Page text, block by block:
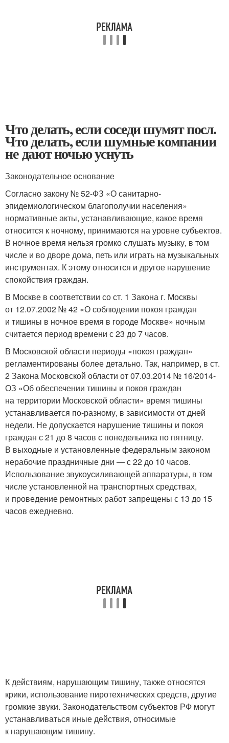
Что делать, если соседи шумят посл.
Что делать, если шумные компании
не дают ночью уснуть
Законодательное основание
Согласно закону № 52-ФЗ «О санитарно-
эпидемиологическом благополучии населения»
нормативные акты, устанавливающие, какое время
относится к ночному, принимаются на уровне субъектов.
В ночное время нельзя громко слушать музыку, в том
числе и во дворе дома, петь или играть на музыкальных
инструментах. К этому относится и другое нарушение
спокойствия граждан.
В Москве в соответствии со ст. 1 Закона г. Москвы
от 12.07.2002 № 42 «О соблюдении покоя граждан
и тишины в ночное время в городе Москве» ночным
считается период времени с 23 до 7 часов.
В Московской области периоды «покоя граждан»
регламентированы более детально. Так, например, в ст.
2 Закона Московской области от 07.03.2014 № 16/2014-
ОЗ «Об обеспечении тишины и покоя граждан
на территории Московской области» время тишины
устанавливается по‑разному, в зависимости от дней
недели. Не допускается нарушение тишины и покоя
граждан с 21 до 8 часов с понедельника по пятницу.
В выходные и установленные федеральным законом
нерабочие праздничные дни — с 22 до 10 часов.
Использование звукоусиливающей аппаратуры, в том
числе установленной на транспортных средствах,
и проведение ремонтных работ запрещены с 13 до 15
часов ежедневно.
К действиям, нарушающим тишину, также относятся
крики, использование пиротехнических средств, другие
громкие звуки. Законодательством субъектов РФ могут
устанавливаться иные действия, относимые
к нарушающим тишину.